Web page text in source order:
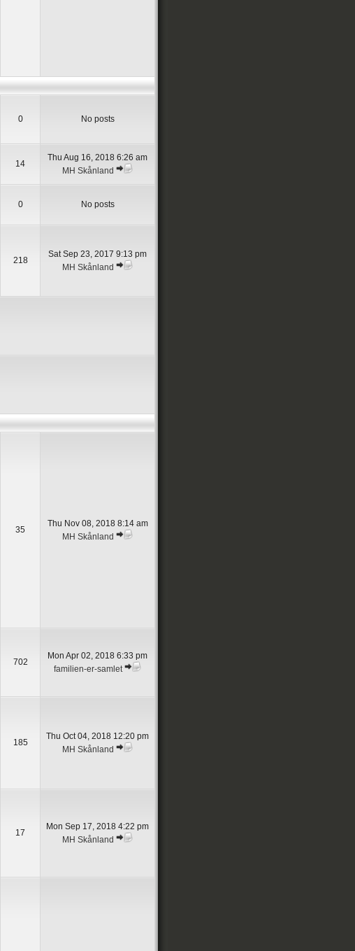
0 No posts
14
Thu Aug 16, 2018 6:26 am
MH Skånland
0 No posts
218
Sat Sep 23, 2017 9:13 pm
MH Skånland
35
Thu Nov 08, 2018 8:14 am
MH Skånland
702
Mon Apr 02, 2018 6:33 pm
familien-er-samlet
185
Thu Oct 04, 2018 12:20 pm
MH Skånland
17
Mon Sep 17, 2018 4:22 pm
MH Skånland